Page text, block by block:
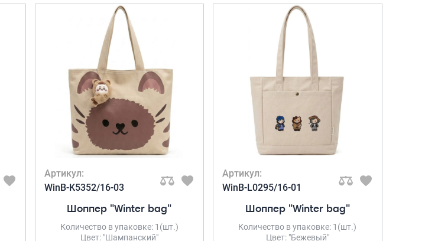
Чемоданы детские
Пилоты на колесах
Рюкзаки детские для детских
чемоданов
Бьюти-кейсы
Саквояжи
Сумки
Сумки колесные
Сумки спортивные
Сумки поясные
Сумки для ноутбуков
Сумки-тележки хозяйственные
Артикул:
WinB-K5352/16-03
Шоппер "Winter bag"
Количество в упаковке: 1(шт.)
Цвет: "Шампанский"
Артикул:
WinB-L0295/16-01
Шоппер "Winter bag"
Количество в упаковке: 1(шт.)
Цвет: "Бежевый"